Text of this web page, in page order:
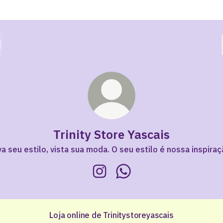
Trinity Store Yascais
seu estilo, vista sua moda. O seu estilo é nossa
Loja online de Trinitystoreyascais